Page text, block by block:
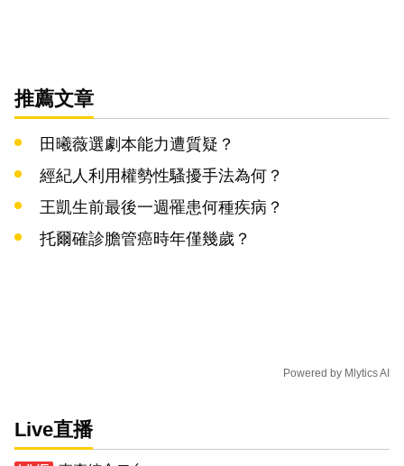
推薦文章
田曦薇選劇本能力遭質疑？
經紀人利用權勢性騷擾手法為何？
王凱生前最後一週罹患何種疾病？
托爾確診膽管癌時年僅幾歲？
Powered by Mlytics AI
Live直播